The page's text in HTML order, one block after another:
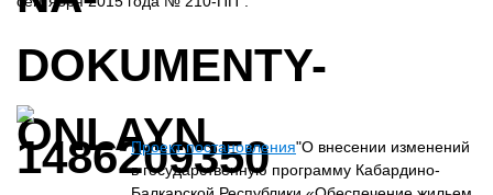
Проект постановления"О внесении изменений
в государственную программу Кабардино-